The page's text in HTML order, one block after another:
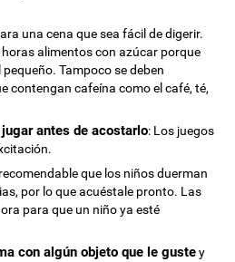
una cena que sea fácil de digerir.
alimentos con azúcar porque
Tampoco se deben
contengan cafeína como el café, té,
antes de acostarlo: Los juegos
que los niños duerman
por lo que acuéstale pronto. Las
para que un niño ya esté
con algún objeto que le gustey